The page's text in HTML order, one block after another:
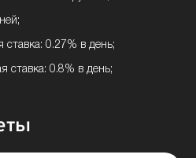
0.27% в день;
ставка: 0.8% в день;